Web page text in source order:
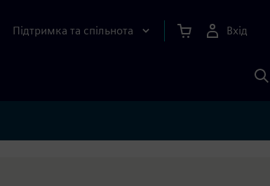
Підтримка та спільнота Вхід